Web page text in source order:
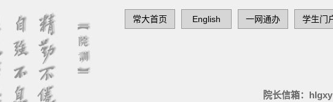
常大首页 English 一网通办 学生门
院长信箱：